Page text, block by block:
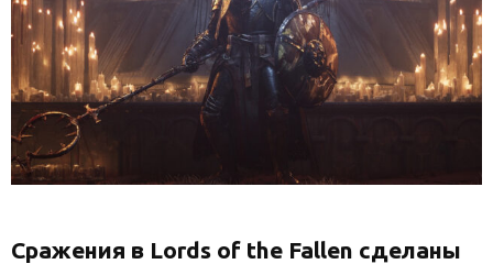
Сражения в Lords of the Fallen сделаны